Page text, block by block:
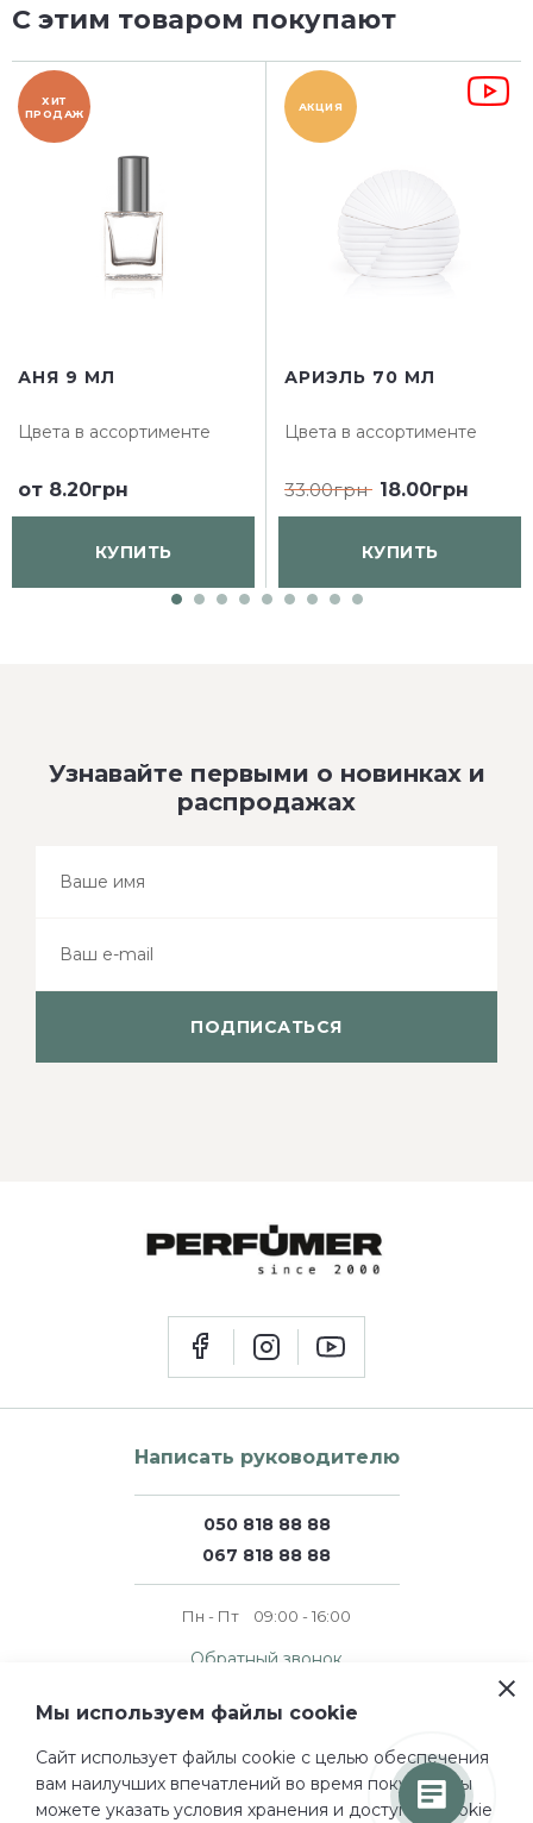
С этим товаром покупают
ХИТ
ПРОДАЖ
АНЯ 9 МЛ
Цвета в ассортименте
от 8.20грн
КУПИТЬ
АКЦИЯ
АРИЭЛЬ 70 МЛ
Цвета в ассортименте
33.00грн 18.00грн
КУПИТЬ
Узнавайте первыми о новинках и
распродажах
ПОДПИСАТЬСЯ
Написать руководителю
050 818 88 88
067 818 88 88
Пн - Пт 09:00 - 16:00
Обратный звонок
Все права защищены.
Проектирование и дизайн
Турум-бурум
Мы используем файлы cookie
Сайт использует файлы cookie c целью обеспечения
вам наилучших впечатлений во время покупок. Вы
можете указать условия хранения и доступа к cookie